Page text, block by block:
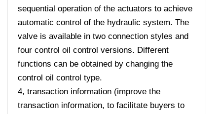
sequential operation of the actuators to achieve
automatic control of the hydraulic system. The
valve is available in two connection styles and
four control oil control versions. Different
functions can be obtained by changing the
control oil control type.
4, transaction information (improve the
transaction information, to facilitate buyers to